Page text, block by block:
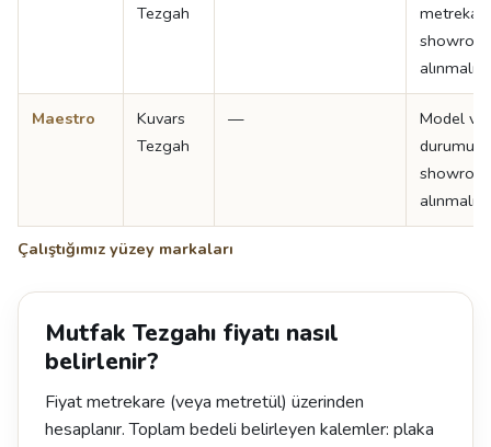
Çalıştığımız yüzey markaları
Tezgah
Maestro
Kuvars
Tezgah
—
Model ve
durumu
Mutfak Tezgahı fiyatı nasıl
belirlenir?
Fiyat metrekare (veya metretül) üzerinden
hesaplanır. Toplam bedeli belirleyen kalemler: plaka